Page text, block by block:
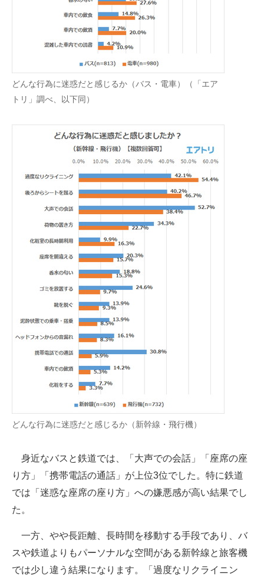
どんな行為に迷惑だと感じるか（バス・電車）（「エア
トリ」調べ、以下同）
どんな行為に迷惑だと感じるか（新幹線・飛行機）
身近なバスと鉄道では、「大声での会話」「座席の座
り方」「携帯電話の通話」が上位3位でした。特に鉄道
では「迷惑な座席の座り方」への嫌悪感が高い結果でし
た。
一方、やや長距離、長時間を移動する手段であり、バ
スや鉄道よりもパーソナルな空間がある新幹線と旅客機
では少し違う結果になります。「過度なリクライニン